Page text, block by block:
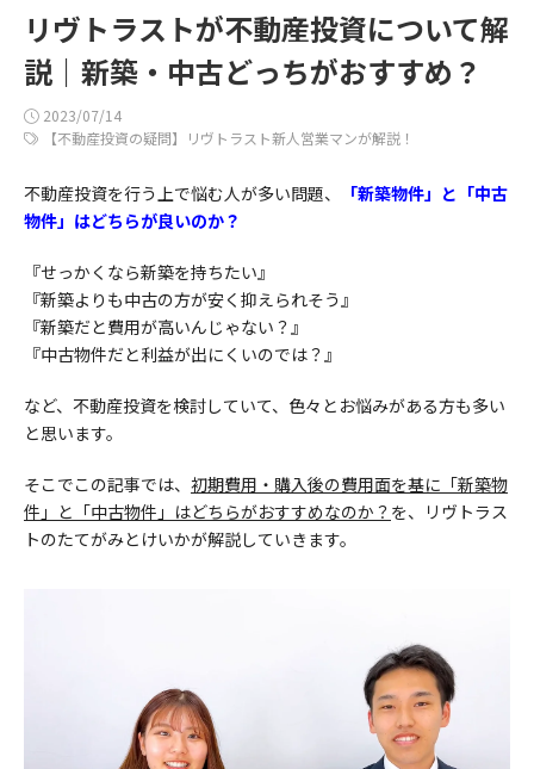
リヴトラストが不動産投資について解
説｜新築・中古どっちがおすすめ？
2023/07/14
【不動産投資の疑問】リヴトラスト新人営業マンが解説！
不動産投資を行う上で悩む人が多い問題、
「新築物件」と「中古
物件」はどちらが良いのか？
『せっかくなら新築を持ちたい』
『新築よりも中古の方が安く抑えられそう』
『新築だと費用が高いんじゃない？』
『中古物件だと利益が出にくいのでは？』
など、不動産投資を検討していて、色々とお悩みがある方も多い
と思います。
そこでこの記事では、 初期費用・購入後の費用面を基に「新築物
件」と「中古物件」はどちらがおすすめなのか？ を、リヴトラス
トのたてがみとけいかが解説していきます。